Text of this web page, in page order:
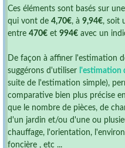
Ces éléments sont basés sur
qui vont de 4,70€, à 9,94€, soit
entre 470€ et 994€ avec un
De façon à affiner l'estimation
suggérons d'utiliser l'estimation
suite de l'estimation simple),
comparative bien plus précise
que le nombre de pièces, de
d'un jardin et/ou d'une ou
chauffage, l'orientation,
foncière , etc ...